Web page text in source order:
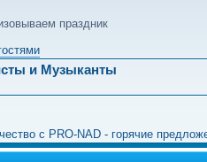
праздник
и Музыканты
c PRO-NAD - горячие